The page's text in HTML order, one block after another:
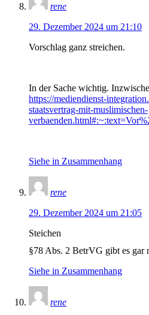
rene
29. Dezember 2024 um 21:10
Vorschlag ganz streichen.
In der Sache wichtig.
https://mediendienst-
staatsvertrag-mit-muslimischen-
Siehe in Zusammenhang
rene
29. Dezember 2024 um 21:05
Steichen
§78 Abs. 2 BetrVG gibt es gar
Siehe in Zusammenhang
rene